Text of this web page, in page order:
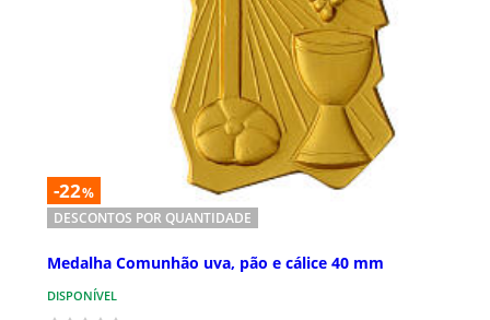
-22%
DESCONTOS POR QUANTIDADE
Medalha Comunhão uva, pão e cálice 40 mm
DISPONÍVEL